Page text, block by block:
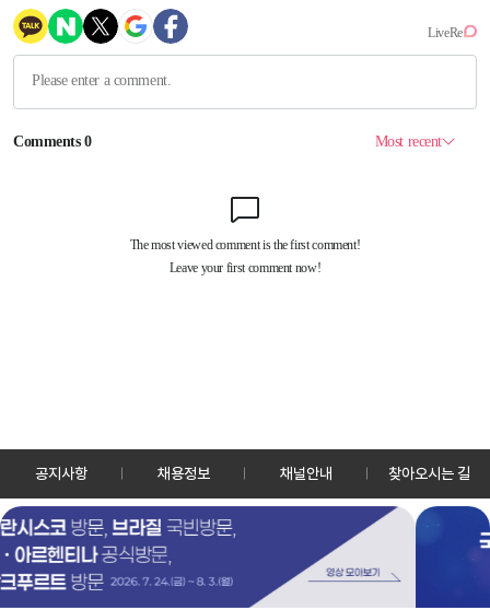
공지사항 채용정보 채널안내 찾아오시는 길
30128 세종특별자치시 정부2청사로 13 한국정책방송원 KTV
Copyrightⓒ KTV 국민방송 All Rights Reserved.
앱 다운로드